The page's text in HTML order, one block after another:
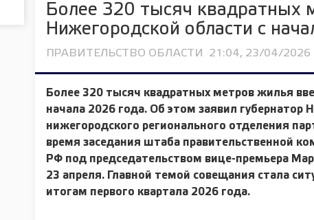
Более 320 тысяч квадратных
Нижегородской области с
ПРАВИТЕЛЬСТВО ОБЛАСТИ 21:04, 23/04/2026
Более 320 тысяч квадратных метров жилья
начала 2026 года. Об этом заявил губернатор
нижегородского регионального отделения
время заседания штаба правительственной
РФ под председательством вице-премьера
23 апреля. Главной темой совещания стала
итогам первого квартала 2026 года.